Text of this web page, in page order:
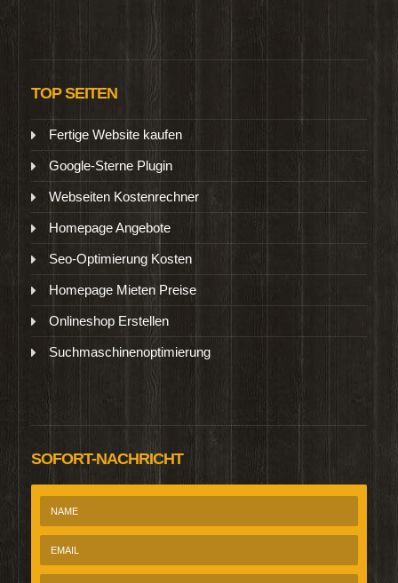
TOP SEITEN
Fertige Website kaufen
Google-Sterne Plugin
Webseiten Kostenrechner
Homepage Angebote
Seo-Optimierung Kosten
Homepage Mieten Preise
Onlineshop Erstellen
Suchmaschinenoptimierung
SOFORT-NACHRICHT